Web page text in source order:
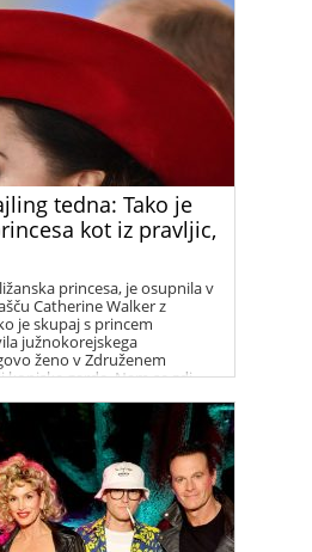
tedna: Tako je
kot iz pravljic,
princesa, je osupnila v
Catherine Walker z
je skupaj s princem
južnokorejskega
ženo v Združenem
garde. Nam se zdi